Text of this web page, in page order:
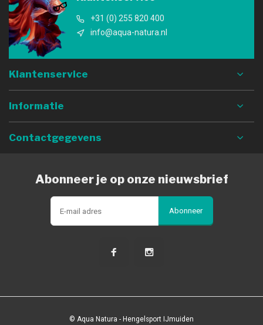
+31 (0) 255 820 400
info@aqua-natura.nl
Klantenservice
Informatie
Contactgegevens
Abonneer je op onze nieuwsbrief
Abonneer
© Aqua Natura - Hengelsport IJmuiden